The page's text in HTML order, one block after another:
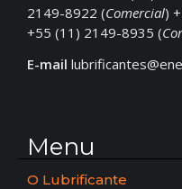
2149-8922 (Comercial)
+55 (11) 2149-8935 (
E-mail
Menu
O Lubrificante